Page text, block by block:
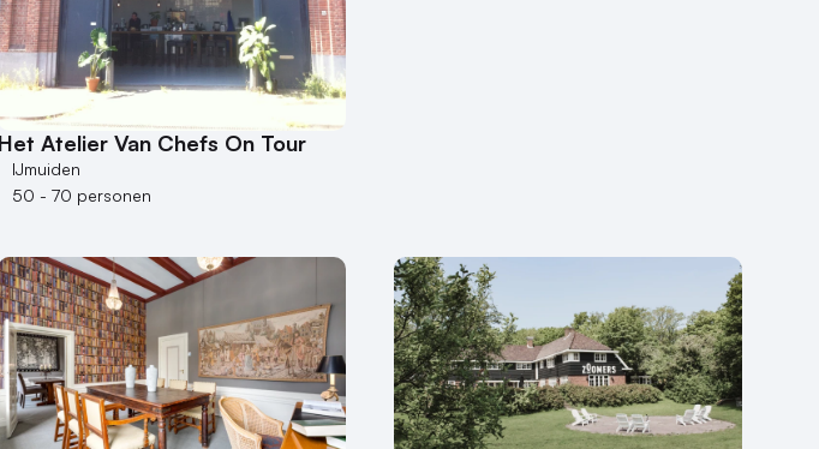
Het Atelier Van Chefs On Tour
IJmuiden
50 - 70 personen